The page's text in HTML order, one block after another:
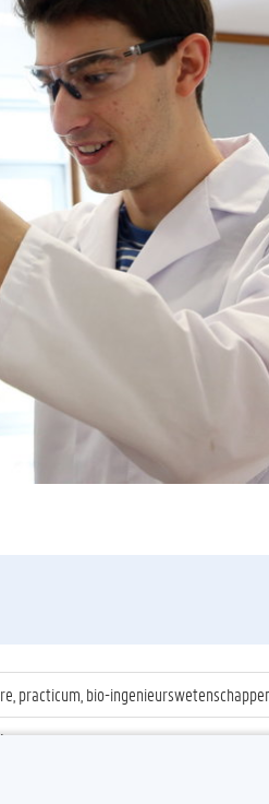
practicum, bio-